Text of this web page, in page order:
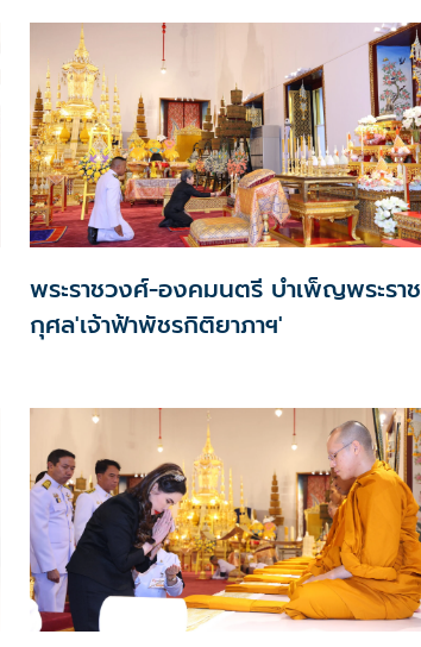
พระราชวงศ์-องคมนตรี บำเพ็ญพระราช
กุศล'เจ้าฟ้าพัชรกิติยาภาฯ'